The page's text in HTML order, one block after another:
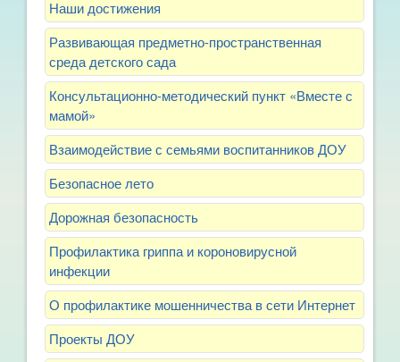
Наши достижения
Развивающая предметно-пространственная
среда детского сада
Консультационно-методический пункт «Вместе с
мамой»
Взаимодействие с семьями воспитанников ДОУ
Безопасное лето
Дорожная безопасность
Профилактика гриппа и короновирусной
инфекции
О профилактике мошенничества в сети Интернет
Проекты ДОУ